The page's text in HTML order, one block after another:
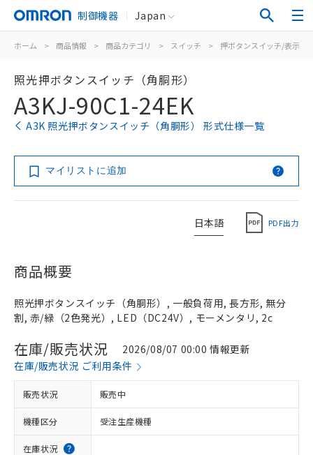
制御機器 Japan
ホーム > 商品情報 > 商品カテゴリ > スイッチ > 押ボタンスイッチ/表示灯
照光押ボタンスイッチ（角胴形）
A3KJ-90C1-24EK
A3K 照光押ボタンスイッチ（角胴形） 形式仕様一覧
マイリストに追加
日本語 PDF出力
商品概要
照光押ボタンスイッチ（角胴形）, 一般負荷用, 長方形, 無分
割, 赤/緑（2色発光）, LED（DC24V）, モーメンタリ, 2c
在庫/販売状況
2026/08/07 00:00 情報更新
在庫/販売状況 ご利用条件
販売状況 販売中
機種区分 受注生産機種
在庫状況